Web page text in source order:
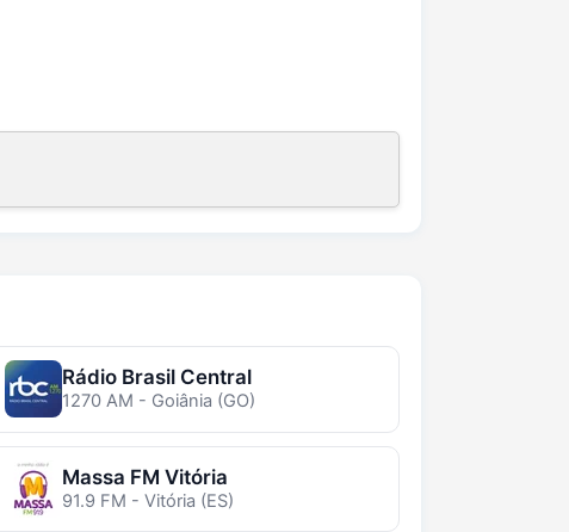
Rádio Brasil Central
1270 AM - Goiânia (GO)
Massa FM Vitória
91.9 FM - Vitória (ES)